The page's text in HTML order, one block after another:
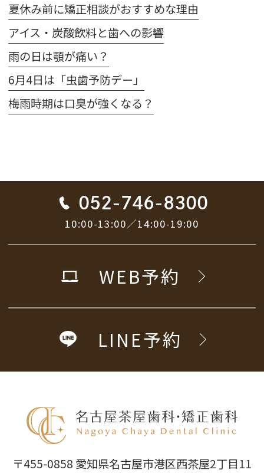
夏休み前に矯正相談がおすすめな理由
アイス・炭酸飲料と歯への影響
雨の日は顎が痛い？
6月4日は「虫歯予防デー」
梅雨時期は口臭が強くなる？
052-746-8300
10:00-13:00／14:00-19:00
WEB予約
LINE予約
〒455-0858 愛知県名古屋市港区西茶屋2丁目11